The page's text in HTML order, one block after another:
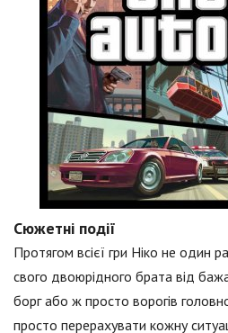
Сюжетні події
Протягом всієї гри Ніко не один
свого двоюрідного брата від
борг або ж просто ворогів
просто перерахувати кожну